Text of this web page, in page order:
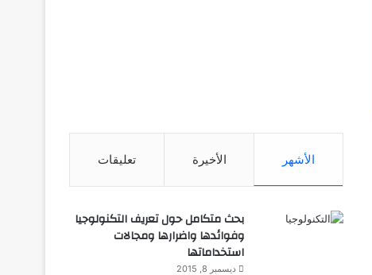
الأشهر الأخيرة تعليقات
بحث متكامل حول تعريف التكنولوجيا
وفوائدها واضرارها ومجالات
استخداماتها
ديسمبر 8, 2015